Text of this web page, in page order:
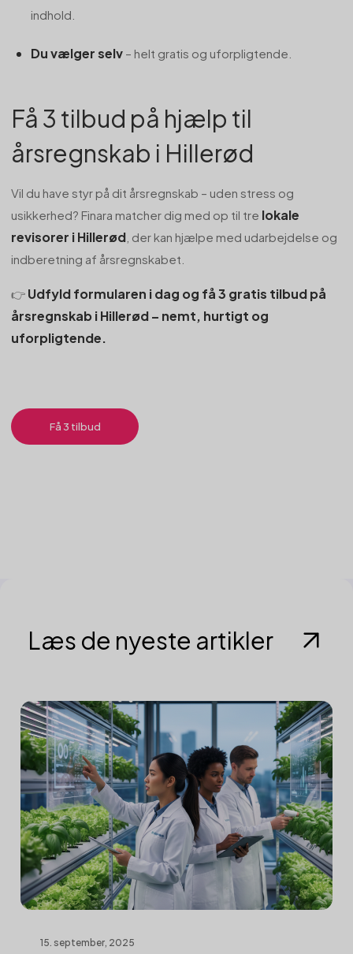
indhold.
Du vælger selv – helt gratis og uforpligtende.
Få 3 tilbud på hjælp til
årsregnskab i Hillerød
Vil du have styr på dit årsregnskab – uden stress og
usikkerhed? Finara matcher dig med op til tre lokale
revisorer i Hillerød , der kan hjælpe med udarbejdelse og
indberetning af årsregnskabet.
👉 Udfyld formularen i dag og få 3 gratis tilbud på
årsregnskab i Hillerød – nemt, hurtigt og
uforpligtende.
Få 3 tilbud
Læs de nyeste artikler
15. september, 2025